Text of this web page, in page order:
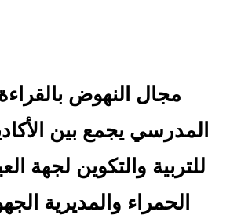
مجال النهوض
المدرسي يجمع بين
للتربية والتكوين لجهة
الحمراء والمديرية